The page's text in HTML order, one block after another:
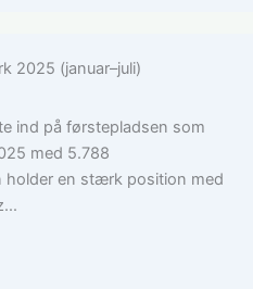
2025 (januar–juli)
ind på førstepladsen som
med 5.788
holder en stærk position med